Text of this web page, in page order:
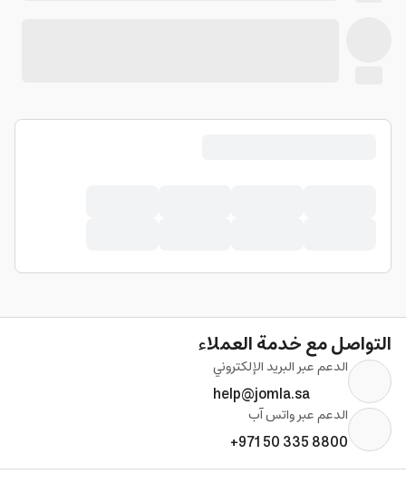
التواصل مع خدمة العملاء
الدعم عبر البريد الإلكتروني
help@jomla.sa
الدعم عبر واتس آب
+971 50 335 8800